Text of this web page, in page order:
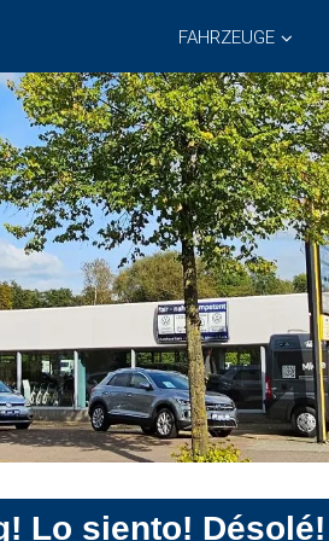
FAHRZEUGE
Lo siento! Désolé!